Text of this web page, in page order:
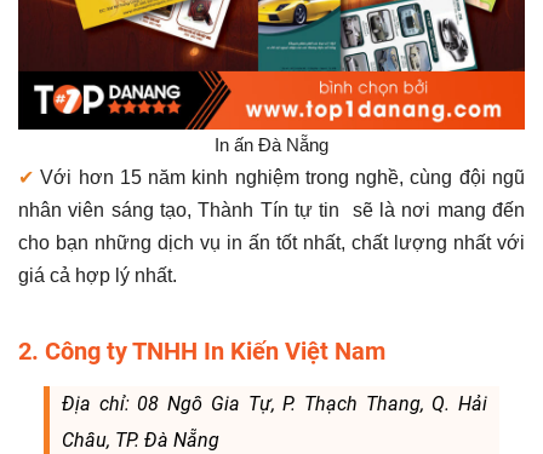
In ấn Đà Nẵng
✔Với hơn 15 năm kinh nghiệm trong nghề, cùng đội ngũ
nhân viên sáng tạo, Thành Tín tự tin sẽ là nơi mang đến
cho bạn những dịch vụ in ấn tốt nhất, chất lượng nhất với
giá cả hợp lý nhất.
2. Công ty TNHH In Kiến Việt Nam
Địa chỉ: 08 Ngô Gia Tự, P. Thạch Thang, Q. Hải
Châu, TP. Đà Nẵng